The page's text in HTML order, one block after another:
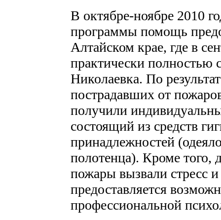
В октябре-ноябре 2010
программы помощь
Алтайском крае, где в
практически полностью
Николаевка. По
пострадавших от
получили
состоящий из средств
принадлежностей
полотенца). Кроме того,
пожары вызвали стресс
предоставляется
профессиональной